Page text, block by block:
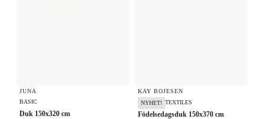
JUNA
BASIC
Duk 150x320 cm
KAY BOJESEN
NYHET! TEXTILES
Födelsedagsduk 150x370 cm